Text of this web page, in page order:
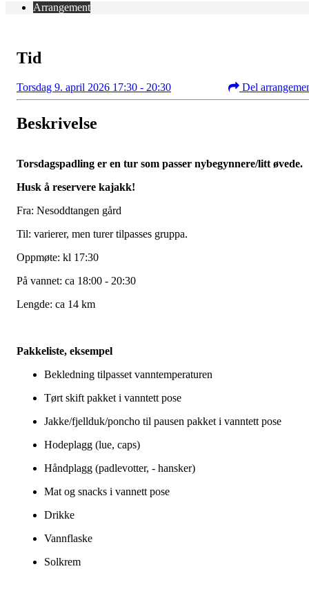
Arrangement
Tid
Torsdag 9. april 2026 17:30 - 20:30 Del
Beskrivelse
Torsdagspadling er en tur som passer nybegynnere/litt øvede.
Husk å reservere kajakk!
Fra: Nesoddtangen gård
Til: varierer, men turer tilpasses gruppa.
Oppmøte: kl 17:30
På vannet: ca 18:00 - 20:30
Lengde: ca 14 km
Pakkeliste, eksempel
Bekledning tilpasset vanntemperaturen
Tørt skift pakket i vanntett pose
Jakke/fjellduk/poncho til pausen pakket i vanntett pose
Hodeplagg (lue, caps)
Håndplagg (padlevotter, - hansker)
Mat og snacks i vannett pose
Drikke
Vannflaske
Solkrem